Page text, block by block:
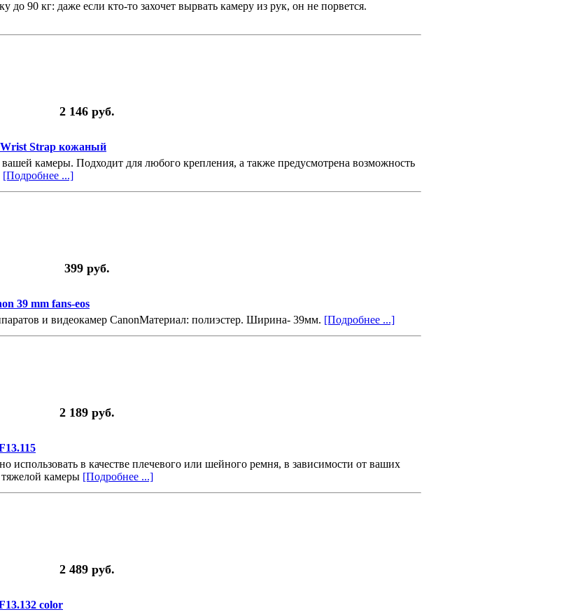
до 90 кг: даже если кто-то захочет вырвать камеру из рук, он не порвется.
2 146 руб.
Wrist Strap кожаный
камеры. Подходит для любого крепления, а также предусмотрена возможность
[Подробнее ...]
399 руб.
39 mm fans-eos
и видеокамер CanonМатериал: полиэстер. Ширина- 39мм. [Подробнее ...]
2 189 руб.
использовать в качестве плечевого или шейного ремня, в зависимости от ваших
камеры [Подробнее ...]
2 489 руб.
color